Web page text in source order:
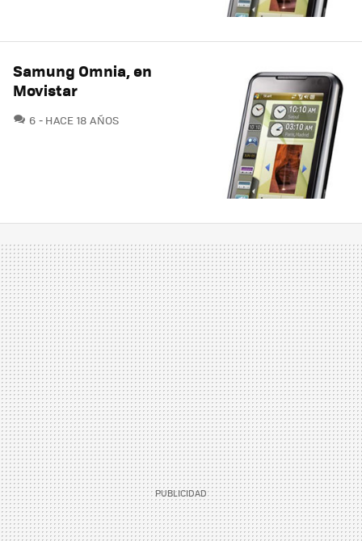
Samung Omnia, en
Movistar
6 COMENTARIOS
HACE 18 AÑOS